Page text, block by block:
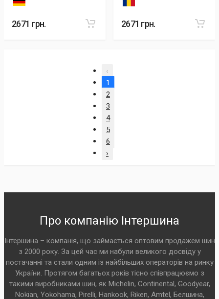
2671 грн. 2671 грн.
‹
1
2
3
4
5
6
›
Про компанію Інтершина
Інтершина – компанія, що займається оптовим продажем шин
з 2000 року. За цей час ми набули великого досвіду у
постачанні та стали одним із найбільших операторів на ринку
України. Протягом багатьох років тісно співпрацюємо з
такими виробниками шин, як Michelin, Continental, Goodyear,
Nokian, Yokohama, Pirelli, Hankook, Riken, Amtel, Белшина,